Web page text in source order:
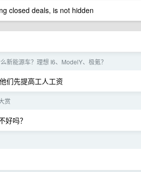
closed deals, is not hidden
新能源车？理想 I6、ModelY、极氪？
们先提高工人工资
赏
好吗？